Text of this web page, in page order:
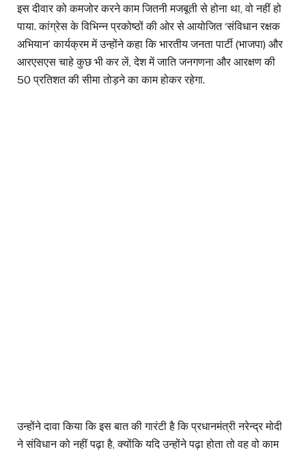
इस दीवार को कमजोर करने काम जितनी मजबूती से होना था, वो नहीं हो
पाया. कांग्रेस के विभिन्न प्रकोष्ठों की ओर से आयोजित ‘संविधान रक्षक
अभियान’ कार्यक्रम में उन्होंने कहा कि भारतीय जनता पार्टी (भाजपा) और
आरएसएस चाहे कुछ भी कर लें, देश में जाति जनगणना और आरक्षण की
50 प्रतिशत की सीमा तोड़ने का काम होकर रहेगा.
उन्होंने दावा किया कि इस बात की गारंटी है कि प्रधानमंत्री नरेन्द्र मोदी
ने संविधान को नहीं पढ़ा है, क्योंकि यदि उन्होंने पढ़ा होता तो वह वो काम